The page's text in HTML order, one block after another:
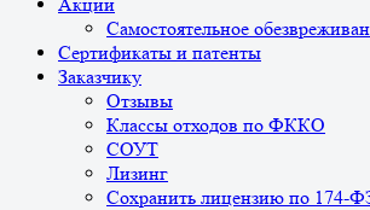
Самостоятельное
Сертификаты и патенты
Заказчику
Отзывы
Классы отходов по ФККО
СОУТ
Лизинг
Сохранить лицензию по 174-